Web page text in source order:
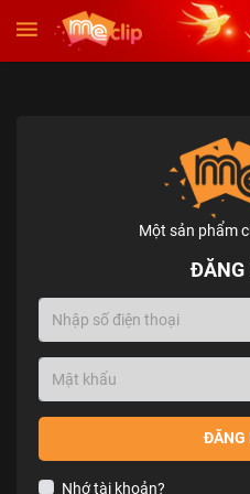
Một sản phẩm
ĐĂNG
ĐĂNG
Nhớ tài khoản?